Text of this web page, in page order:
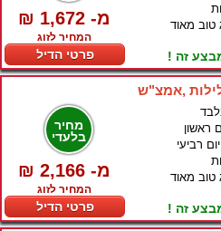
₪ 1,672 -מ
המחיר לזוג
פרטי הדיל
טוב מאוד
זה !
מחיר
בלעדי
₪ 2,166 -מ
המחיר לזוג
פרטי הדיל
טוב מאוד
זה !